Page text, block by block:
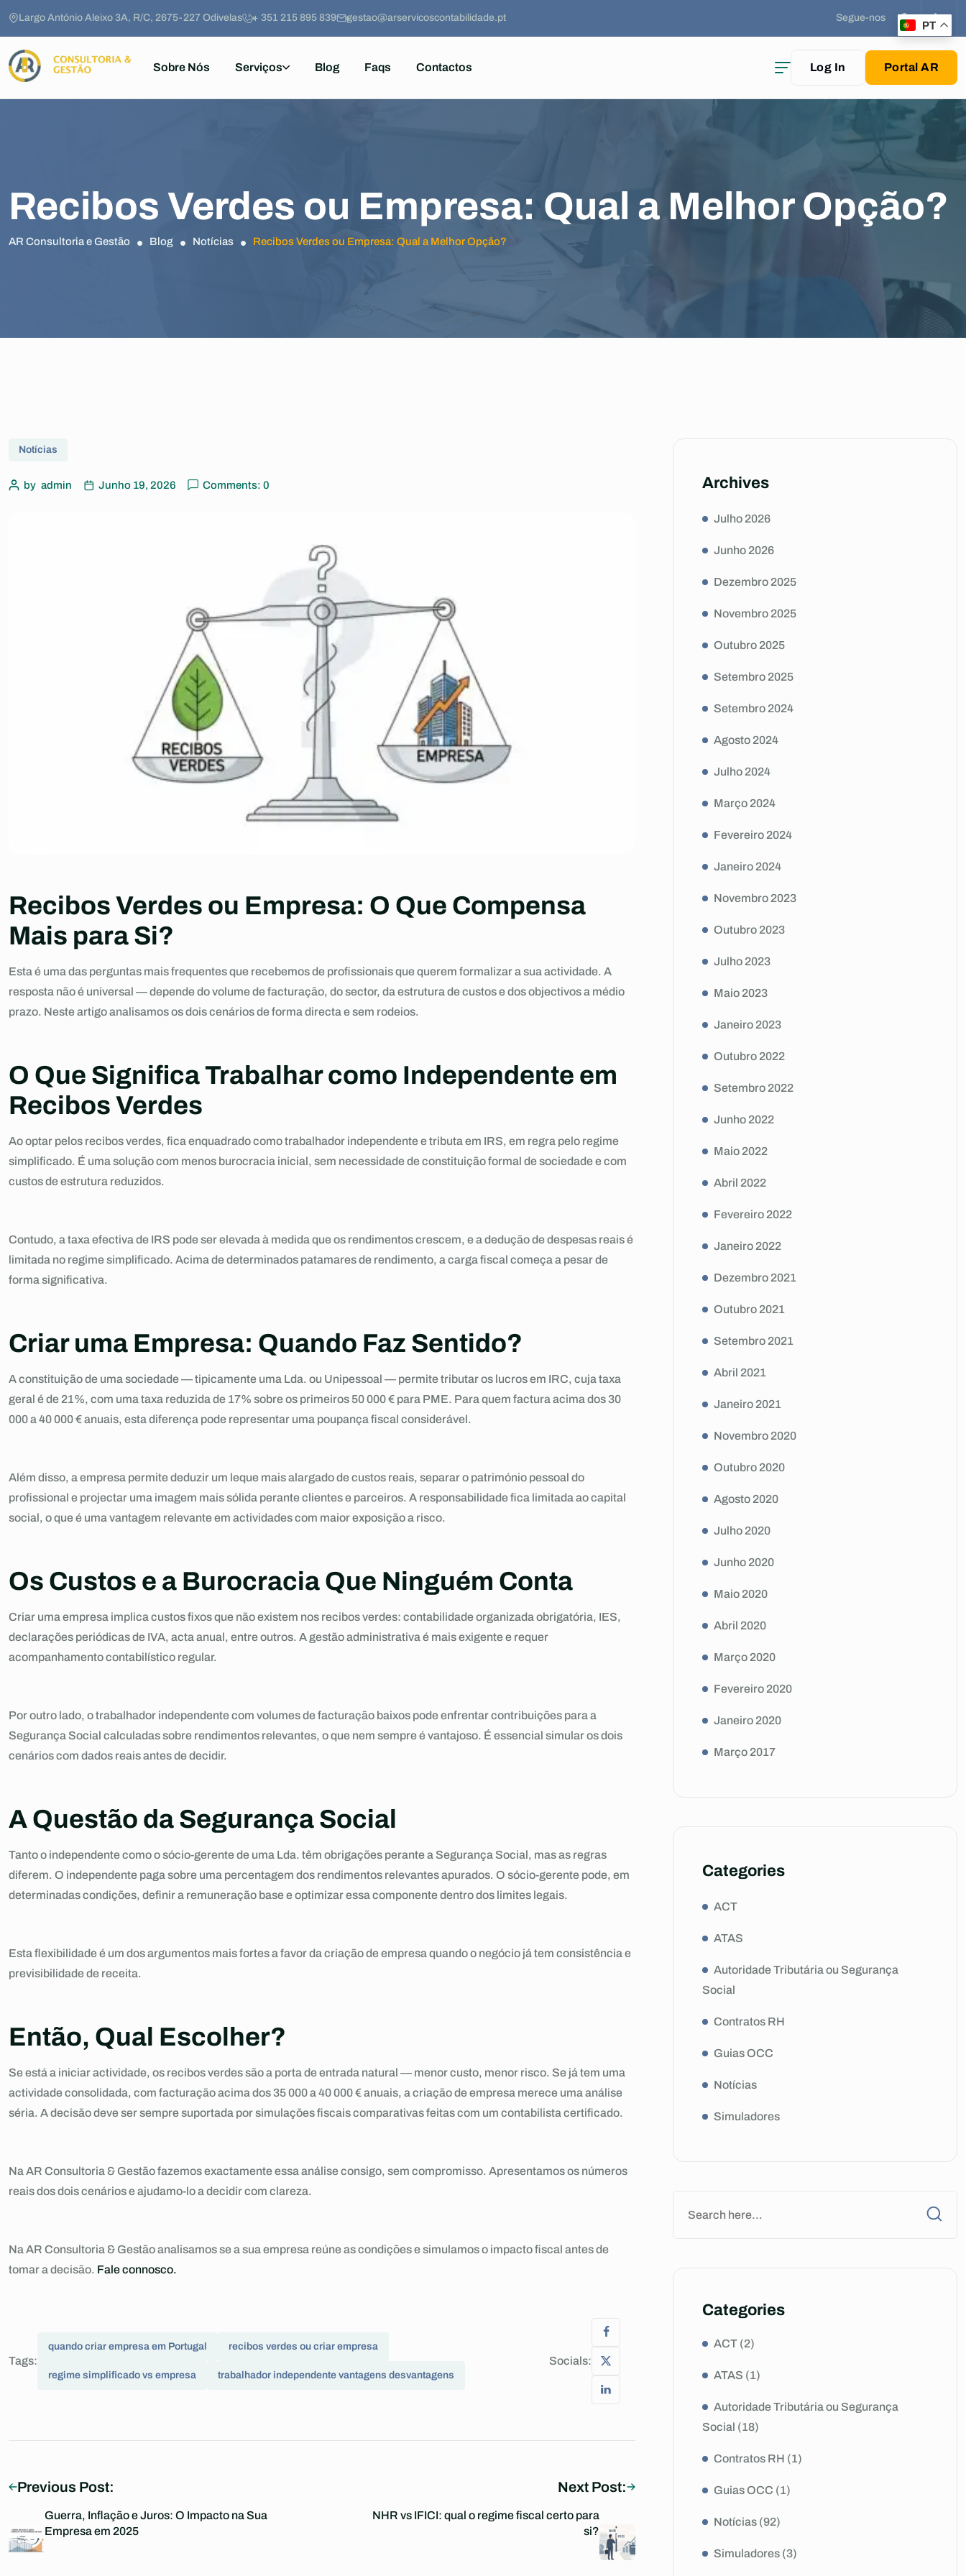
Largo António Aleixo 3A, R/C, 2675-227 Odivelas + 351 215 895 839 gestao@arservicoscontabilidade.pt Segue-nos
Sobre Nós Serviços Blog Faqs Contactos Log In Portal AR
Recibos Verdes ou Empresa: Qual a Melhor Opção?
AR Consultoria e Gestão Blog Notícias Recibos Verdes ou Empresa: Qual a Melhor Opção?
Notícias
by admin Junho 19, 2026 Comments: 0
Recibos Verdes ou Empresa: O Que Compensa
Mais para Si?
Esta é uma das perguntas mais frequentes que recebemos de profissionais que querem formalizar a sua actividade. A
resposta não é universal — depende do volume de facturação, do sector, da estrutura de custos e dos objectivos a médio
prazo. Neste artigo analisamos os dois cenários de forma directa e sem rodeios.
O Que Significa Trabalhar como Independente em
Recibos Verdes
Ao optar pelos recibos verdes, fica enquadrado como trabalhador independente e tributa em IRS, em regra pelo regime
simplificado. É uma solução com menos burocracia inicial, sem necessidade de constituição formal de sociedade e com
custos de estrutura reduzidos.
Contudo, a taxa efectiva de IRS pode ser elevada à medida que os rendimentos crescem, e a dedução de despesas reais é
limitada no regime simplificado. Acima de determinados patamares de rendimento, a carga fiscal começa a pesar de
forma significativa.
Criar uma Empresa: Quando Faz Sentido?
A constituição de uma sociedade — tipicamente uma Lda. ou Unipessoal — permite tributar os lucros em IRC, cuja taxa
geral é de 21%, com uma taxa reduzida de 17% sobre os primeiros 50 000 € para PME. Para quem factura acima dos 30
000 a 40 000 € anuais, esta diferença pode representar uma poupança fiscal considerável.
Além disso, a empresa permite deduzir um leque mais alargado de custos reais, separar o património pessoal do
profissional e projectar uma imagem mais sólida perante clientes e parceiros. A responsabilidade fica limitada ao capital
social, o que é uma vantagem relevante em actividades com maior exposição a risco.
Os Custos e a Burocracia Que Ninguém Conta
Criar uma empresa implica custos fixos que não existem nos recibos verdes: contabilidade organizada obrigatória, IES,
declarações periódicas de IVA, acta anual, entre outros. A gestão administrativa é mais exigente e requer
acompanhamento contabilístico regular.
Por outro lado, o trabalhador independente com volumes de facturação baixos pode enfrentar contribuições para a
Segurança Social calculadas sobre rendimentos relevantes, o que nem sempre é vantajoso. É essencial simular os dois
cenários com dados reais antes de decidir.
A Questão da Segurança Social
Tanto o independente como o sócio-gerente de uma Lda. têm obrigações perante a Segurança Social, mas as regras
diferem. O independente paga sobre uma percentagem dos rendimentos relevantes apurados. O sócio-gerente pode, em
determinadas condições, definir a remuneração base e optimizar essa componente dentro dos limites legais.
Esta flexibilidade é um dos argumentos mais fortes a favor da criação de empresa quando o negócio já tem consistência e
previsibilidade de receita.
Então, Qual Escolher?
Se está a iniciar actividade, os recibos verdes são a porta de entrada natural — menor custo, menor risco. Se já tem uma
actividade consolidada, com facturação acima dos 35 000 a 40 000 € anuais, a criação de empresa merece uma análise
séria. A decisão deve ser sempre suportada por simulações fiscais comparativas feitas com um contabilista certificado.
Na AR Consultoria & Gestão fazemos exactamente essa análise consigo, sem compromisso. Apresentamos os números
reais dos dois cenários e ajudamo-lo a decidir com clareza.
Na AR Consultoria & Gestão analisamos se a sua empresa reúne as condições e simulamos o impacto fiscal antes de
tomar a decisão. Fale connosco.
Tags:
quando criar empresa em Portugal recibos verdes ou criar empresa
regime simplificado vs empresa trabalhador independente vantagens desvantagens
Socials:
Previous Post:
Guerra, Inflação e Juros: O Impacto na Sua
Empresa em 2025
Next Post:
NHR vs IFICI: qual o regime fiscal certo para
si?
Archives
Julho 2026
Junho 2026
Dezembro 2025
Novembro 2025
Outubro 2025
Setembro 2025
Setembro 2024
Agosto 2024
Julho 2024
Março 2024
Fevereiro 2024
Janeiro 2024
Novembro 2023
Outubro 2023
Julho 2023
Maio 2023
Janeiro 2023
Outubro 2022
Setembro 2022
Junho 2022
Maio 2022
Abril 2022
Fevereiro 2022
Janeiro 2022
Dezembro 2021
Outubro 2021
Setembro 2021
Abril 2021
Janeiro 2021
Novembro 2020
Outubro 2020
Agosto 2020
Julho 2020
Junho 2020
Maio 2020
Abril 2020
Março 2020
Fevereiro 2020
Janeiro 2020
Março 2017
Categories
ACT
ATAS
Autoridade Tributária ou Segurança
Social
Contratos RH
Guias OCC
Notícias
Simuladores
Categories
ACT (2)
ATAS (1)
Autoridade Tributária ou Segurança
Social (18)
Contratos RH (1)
Guias OCC (1)
Notícias (92)
Simuladores (3)
PT